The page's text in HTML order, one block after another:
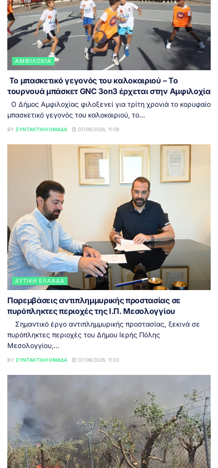
ΑΜΦΙΛΟΧΊΑ
Το μπασκετικό γεγονός του καλοκαιριού – Το
τουρνουά μπάσκετ GNC 3on3 έρχεται στην Αμφιλοχία
Ο Δήμος Αμφιλοχίας φιλοξενεί για τρίτη χρονιά το κορυφαίο
μπασκετικό γεγονός του καλοκαιριού, το...
BY ΣΥΝΤΑΚΤΙΚΉ ΟΜΆΔΑ 07/08/2026, 11:09
ΔΥΤΙΚΉ ΕΛΛΆΔΑ
Παρεμβάσεις αντιπλημμυρικής προστασίας σε
πυρόπληκτες περιοχές της Ι.Π. Μεσολογγίου
Σημαντικό έργο αντιπλημμυρικής προστασίας, ξεκινά σε
πυρόπληκτες περιοχές του Δήμου Ιερής Πόλης
Μεσολογγίου,...
BY ΣΥΝΤΑΚΤΙΚΉ ΟΜΆΔΑ 07/08/2026, 11:03